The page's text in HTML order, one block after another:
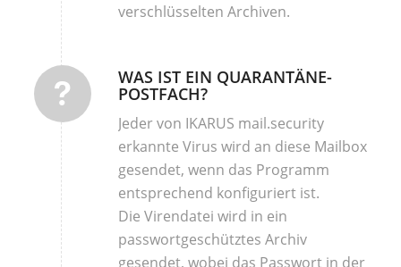
verschlüsselten Archiven.
WAS IST EIN QUARANTÄNE-
POSTFACH?
Jeder von IKARUS mail.security
erkannte Virus wird an diese Mailbox
gesendet, wenn das Programm
entsprechend konfiguriert ist.
Die Virendatei wird in ein
passwortgeschütztes Archiv
gesendet, wobei das Passwort in der